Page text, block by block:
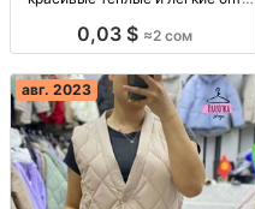
0,03 $ ≈2 сом
авг. 2023